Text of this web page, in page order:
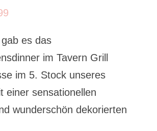
es das
im Tavern Grill
im 5. Stock unseres
einer sensationellen
wunderschön dekorierten